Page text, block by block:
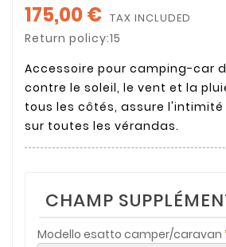
175,00 € TAX INCLUDED
Return policy:15
Accessoire pour camping-car
contre le soleil, le vent et la
tous les côtés, assure
sur toutes les vérandas.
CHAMP
Modello esatto camper/caravan